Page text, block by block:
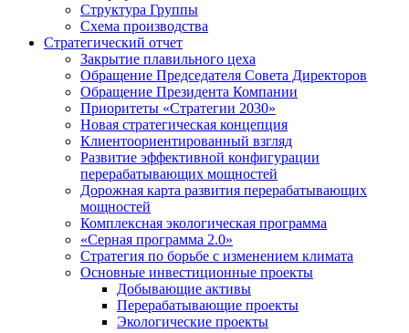
Структура Группы
Схема производства
Стратегический отчет
Закрытие плавильного цеха
Обращение Председателя Совета Директоров
Обращение Президента Компании
Приоритеты «Стратегии 2030»
Новая стратегическая концепция
Клиентоориентированный взгляд
Развитие эффективной конфигурации
перерабатывающих мощностей
Дорожная карта развития перерабатывающих
мощностей
Комплексная экологическая программа
«Серная программа 2.0»
Стратегия по борьбе с изменением климата
Основные инвестиционные проекты
Добывающие активы
Перерабатывающие проекты
Экологические проекты